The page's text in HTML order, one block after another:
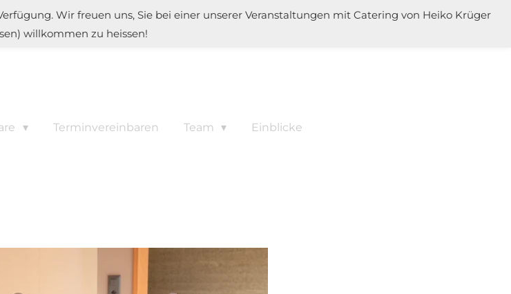
Wir freuen uns, Sie bei einer unserer Veranstaltungen mit Catering von Heiko Krüger
willkommen zu heissen!
Terminvereinbaren Team Einblicke